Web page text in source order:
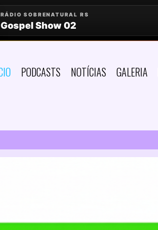
PODCASTS NOTÍCIAS GALERIA